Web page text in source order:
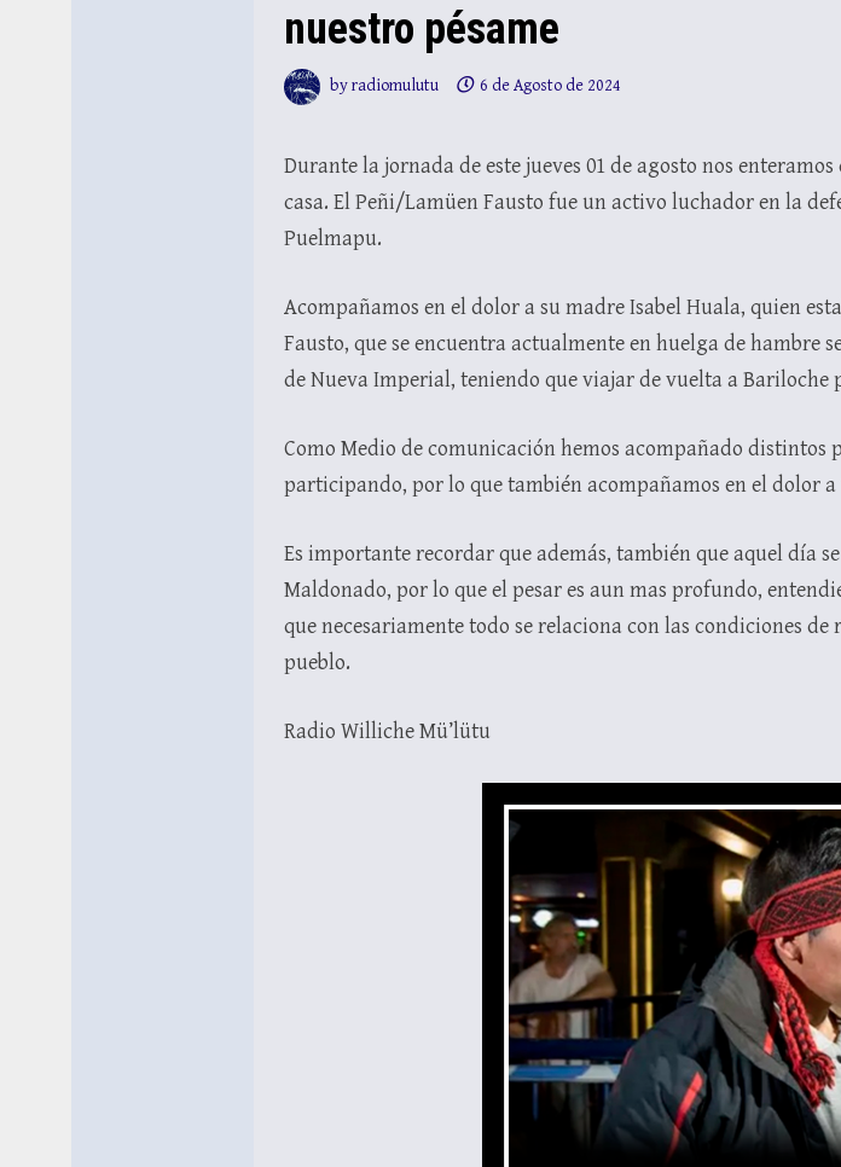
nuestro pésame
byradiomulutu 6 de Agosto de 2024
Durante la jornada de este jueves 01 de agosto nos
casa. El Peñi/Lamüen Fausto fue un activo luchador en la
Puelmapu.
Acompañamos en el dolor a su madre Isabel Huala, quien
Fausto, que se encuentra actualmente en huelga de
de Nueva Imperial, teniendo que viajar de vuelta a Bariloche
Como Medio de comunicación hemos acompañado distintos
participando, por lo que también acompañamos en el dolor
Es importante recordar que además, también que aquel día
Maldonado, por lo que el pesar es aun mas profundo,
que necesariamente todo se relaciona con las condiciones
pueblo.
Radio Williche Mü’lütu